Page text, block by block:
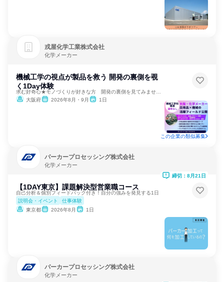
戎屋化学工業株式会社
化学メーカー
機械工学の視点が製品を救う 開発の裏側を覗
く1Day体験
大阪府
2026年8月・9月 1日
この企業の類似募集
パーカープロセッシング株式会社
化学メーカー
【1DAY東京】課題解決型営業職コース
自己分析＆個別フィードバック付き！自分の強みを発見する1日
説明会・イベント
仕事体験
東京都
2026年8月 1日
締切：8月21日
パーカープロセッシング株式会社
化学メーカー